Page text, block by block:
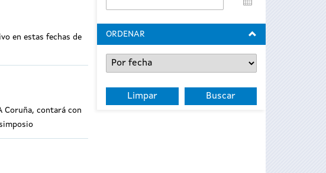
en estas fechas de
Coruña, contará con
de
ORDENAR